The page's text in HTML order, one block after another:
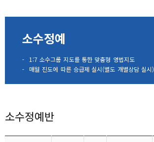
소수정예
-
1:7 소수그룹 지도를 통한 맞춤형 영법지도
-
매월 진도에 따른 승급제 실시(별도 개별상담 실시)
소수정예반